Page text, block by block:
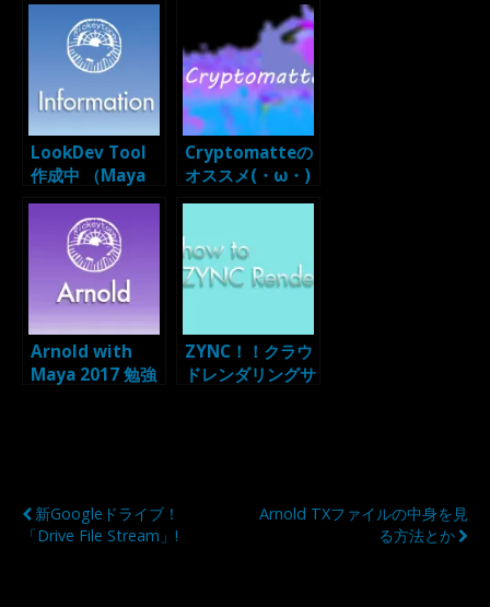
LookDev Tool
作成中 （Maya
用）
Cryptomatteの
オススメ(・ω・)
ｂ
Arnold with
Maya 2017 勉強
ZYNC！！クラウ
ドレンダリングサ
新Googleドライブ！
「Drive File Stream」!
Arnold TXファイルの中身を見
る方法とか